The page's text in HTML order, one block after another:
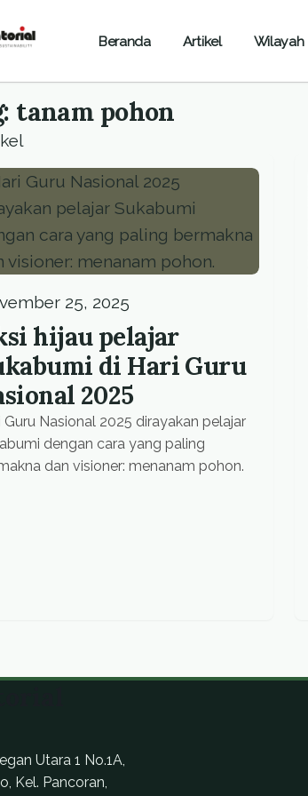
Beranda Artikel Wilayah
tanam pohon
25, 2025
hijau pelajar
di Hari Guru
2025
Guru Nasional 2025 dirayakan pelajar
dengan cara yang paling
dan visioner: menanam pohon.
Utara 1 No.1A,
Kel. Pancoran,